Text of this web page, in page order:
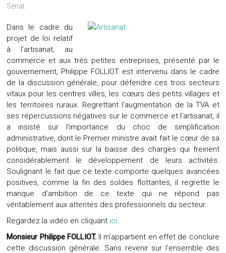
Sénat
Dans le cadre du
projet de loi relatif
à l’artisanat, au
commerce et aux très petites entreprises, présenté par le
gouvernement, Philippe FOLLIOT est intervenu dans le cadre
de la discussion générale, pour défendre ces trois secteurs
vitaux pour les centres villes, les cœurs des petits villages et
les territoires ruraux. Regrettant l’augmentation de la TVA et
ses répercussions négatives sur le commerce et l’artisanat, il
a insisté sur l’importance du choc de simplification
administrative, dont le Premier ministre avait fait le cœur de sa
politique, mais aussi sur la baisse des charges qui freinent
considérablement le développement de leurs activités.
Soulignant le fait que ce texte comporte quelques avancées
positives, comme la fin des soldes flottantes, il regrette le
manque d’ambition de ce texte qui ne répond pas
véritablement aux attentes des professionnels du secteur.
Regardez la vidéo en cliquant ici.
Monsieur Philippe FOLLIOT. Il m’appartient en effet de conclure
cette discussion générale. Sans revenir sur l’ensemble des